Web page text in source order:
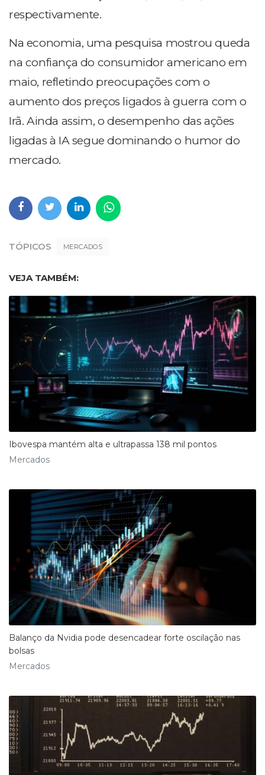
respectivamente.
Na economia, uma pesquisa mostrou queda
na confiança do consumidor americano em
maio, refletindo preocupações com o
aumento dos preços ligados à guerra com o
Irã. Ainda assim, o desempenho das ações
ligadas à IA segue dominando o humor do
mercado.
TÓPICOS MERCADOS
VEJA TAMBÉM:
Ibovespa mantém alta e ultrapassa 138 mil pontos
Mercados
Balanço da Nvidia pode desencadear forte oscilação nas
bolsas
Mercados